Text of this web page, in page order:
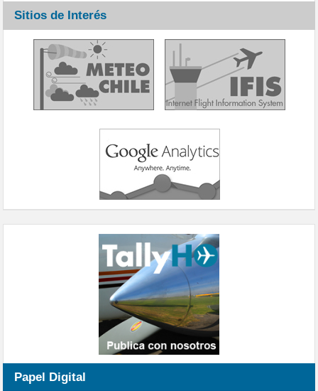
Sitios de Interés
Papel Digital